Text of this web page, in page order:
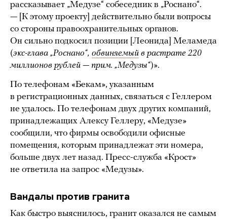
рассказывает „Медузе“ собеседник в „Роснано“.
— [К этому проекту] действительно были вопросы
со стороны правоохранительных органов.
Он сильно подкосил позиции [Леонида] Меламеда
(экс-глава „Роснано“, обвиняемый в растрате 220
миллионов рублей — прим. „Медузы“)».
По телефонам «Бекам», указанным
в регистрационных данных, связаться с Геллером
не удалось. По телефонам двух других компаний,
принадлежащих Алексу Геллеру, «Медузе»
сообщили, что фирмы освободили офисные
помещения, которым принадлежат эти номера,
больше двух лет назад. Пресс-служба «Крост»
не ответила на запрос «Медузы».
Вандалы против гранита
Как быстро выяснилось, гранит оказался не самым